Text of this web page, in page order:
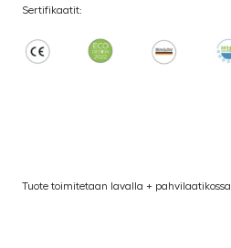
Sertifikaatit:
Tuote toimitetaan lavalla + pahvilaatikossa.